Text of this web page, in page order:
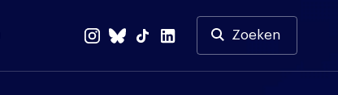
Zoeken